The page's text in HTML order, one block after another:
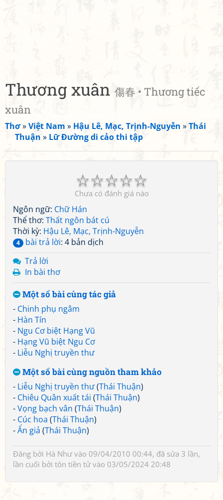
Thương xuân 傷春 • Thương tiếc
xuân
Thơ»Việt Nam » Hậu Lê, Mạc, Trịnh-Nguyễn »Thái
Thuận » Lữ Đường di cảo thi tập
☆
☆
☆
☆
☆
Chưa có đánh giá nào
Ngôn ngữ: Chữ Hán
Thể thơ: Thất ngôn bát cú
Thời kỳ: Hậu Lê, Mạc, Trịnh-Nguyễn
4 bài trả lời: 4 bản dịch
Trả lời
In bài thơ
Một số bài cùng tác giả
- Chinh phụ ngâm
- Hàn Tín
- Ngu Cơ biệt Hạng Vũ
- Hạng Vũ biệt Ngu Cơ
- Liễu Nghị truyền thư
Một số bài cùng nguồn tham khảo
- Liễu Nghị truyền thư(Thái Thuận)
- Chiêu Quân xuất tái (Thái Thuận)
-Vọng bạch vân (Thái Thuận)
- Cúc hoa (Thái Thuận)
-Ẩn giả (Thái Thuận)
Đăng bởi Hà Nhưvào 09/04/2010 00:44, đã sửa 3 lần,
lần cuối bởi tôn tiền tửvào 03/05/2024 20:48